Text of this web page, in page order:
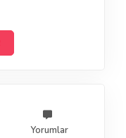
Yorumlar